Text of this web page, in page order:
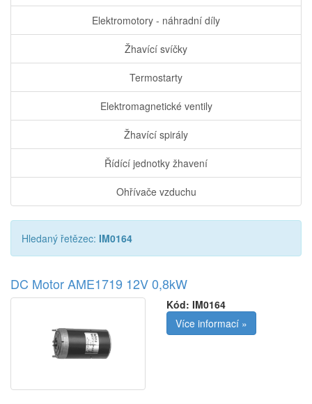
Elektromotory - náhradní díly
Žhavící svíčky
Termostarty
Elektromagnetické ventily
Žhavící spirály
Řídící jednotky žhavení
Ohřívače vzduchu
Hledaný řetězec: IM0164
DC Motor AME1719 12V 0,8kW
Kód: IM0164
Více informací »